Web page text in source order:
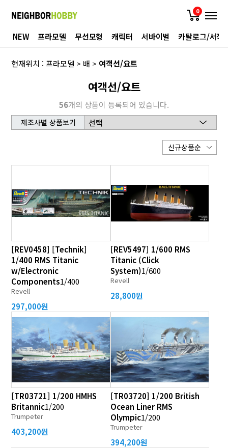
0
NEW 프라모델 무선모형 캐릭터 서바이벌 카탈로그/서적
현재위치 :프라모델 > 배 > 여객선/요트
여객선/요트
56개의 상품이 등록되어 있습니다.
제조사별 상품보기
[REV0458] [Technik]
1/400 RMS Titanic
w/Electronic
Components1/400
Revell
297,000원
[REV5497] 1/600 RMS
Titanic (Click
System)1/600
Revell
28,800원
[TR03721] 1/200 HMHS
Britannic1/200
Trumpeter
403,200원
[TR03720] 1/200 British
Ocean Liner RMS
Olympic1/200
Trumpeter
394,200원